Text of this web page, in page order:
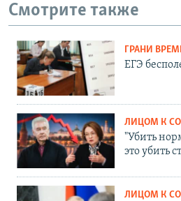
Смотрите также
ГРАНИ
ЕГЭ
ЛИЦОМ К
"Убить
это убить
ЛИЦОМ К